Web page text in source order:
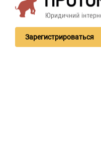
Зарегистрироваться